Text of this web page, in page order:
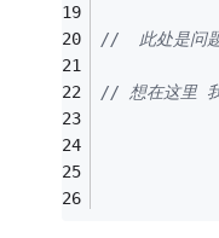
//  此处是问
// 想在这里